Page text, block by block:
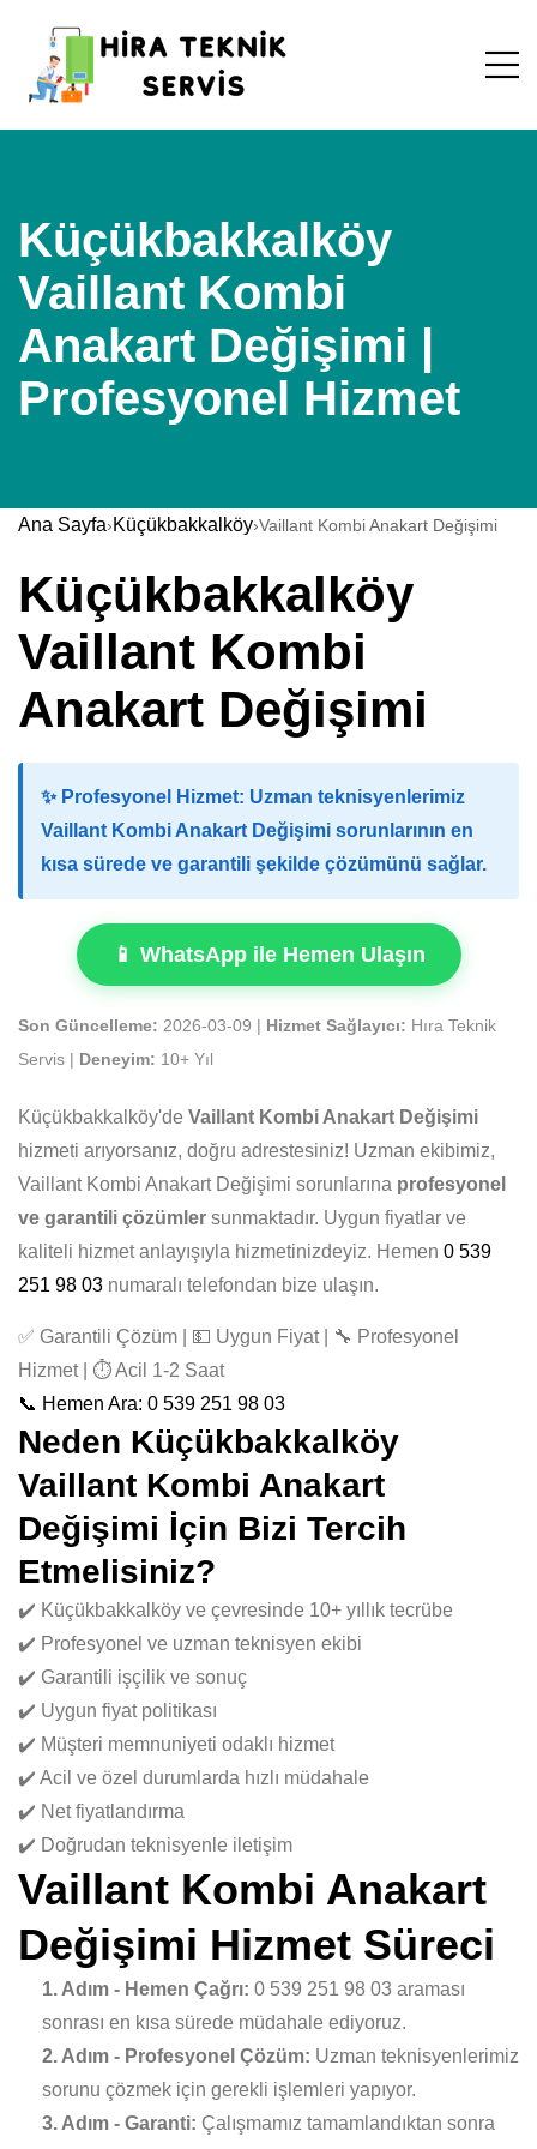
Küçükbakkalköy
Vaillant Kombi
Anakart Değişimi |
Profesyonel Hizmet
Ana Sayfa›Küçükbakkalköy›Vaillant Kombi Anakart Değişimi
Küçükbakkalköy
Vaillant Kombi
Anakart Değişimi
✨ Profesyonel Hizmet: Uzman teknisyenlerimiz
Vaillant Kombi Anakart Değişimi sorunlarının en
kısa sürede ve garantili şekilde çözümünü sağlar.
📱 WhatsApp ile Hemen Ulaşın
Son Güncelleme: 2026-03-09 | Hizmet Sağlayıcı: Hıra Teknik
Servis |
Deneyim: 10+ Yıl
Küçükbakkalköy'de Vaillant Kombi Anakart Değişimi
hizmeti arıyorsanız, doğru adrestesiniz! Uzman ekibimiz,
Vaillant Kombi Anakart Değişimi sorunlarına profesyonel
ve garantili çözümler sunmaktadır. Uygun fiyatlar ve
kaliteli hizmet anlayışıyla hizmetinizdeyiz. Hemen 0 539
251 98 03 numaralı telefondan bize ulaşın.
✅ Garantili Çözüm | 💵 Uygun Fiyat | 🔧 Profesyonel
Hizmet | ⏱️ Acil 1-2 Saat
📞 Hemen Ara: 0 539 251 98 03
Neden Küçükbakkalköy
Vaillant Kombi Anakart
Değişimi İçin Bizi Tercih
Etmelisiniz?
✔️ Küçükbakkalköy ve çevresinde 10+ yıllık tecrübe
✔️ Profesyonel ve uzman teknisyen ekibi
✔️ Garantili işçilik ve sonuç
✔️ Uygun fiyat politikası
✔️ Müşteri memnuniyeti odaklı hizmet
✔️ Acil ve özel durumlarda hızlı müdahale
✔️ Net fiyatlandırma
✔️ Doğrudan teknisyenle iletişim
Vaillant Kombi Anakart
Değişimi Hizmet Süreci
1. Adım - Hemen Çağrı: 0 539 251 98 03 araması
sonrası en kısa sürede müdahale ediyoruz.
2. Adım - Profesyonel Çözüm: Uzman teknisyenlerimiz
sorunu çözmek için gerekli işlemleri yapıyor.
3. Adım - Garanti: Çalışmamız tamamlandıktan sonra